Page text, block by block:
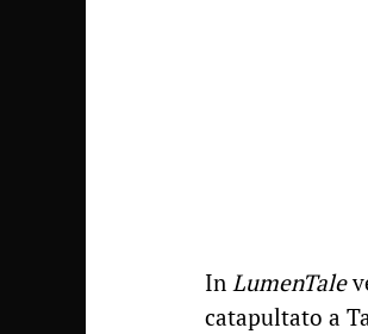
In LumenTale
catapultato a